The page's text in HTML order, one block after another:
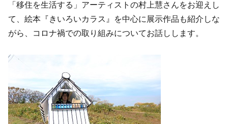
「移住を生活する」アーティストの村上慧さんをお迎えし
て、絵本『きいろいカラス』を中心に展示作品も紹介しな
がら、コロナ禍での取り組みについてお話しします。